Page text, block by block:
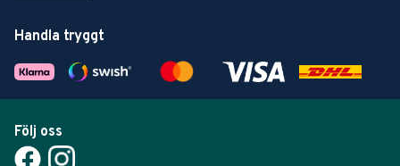
Handla tryggt
Följ oss